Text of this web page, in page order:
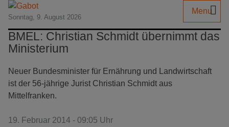
Sonntag, 9. August 2026
Menu
BMEL: Christian Schmidt übernimmt das
Ministerium
Neuer Bundesminister für Ernährung und Landwirtschaft
ist der 56-jährige Jurist Christian Schmidt aus
Mittelfranken.
19. Februar 2014 - 09:05 Uhr